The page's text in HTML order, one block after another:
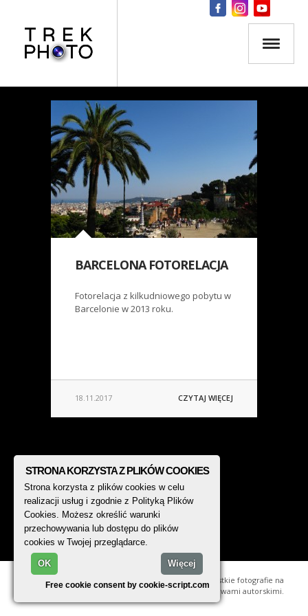
BARCELONA FOTORELACJA
Fotorelacja z kilkudniowego pobytu w
Barcelonie w 2013 roku.
18.11.2017 CZYTAJ WIĘCEJ
© 2014 - 2026, TREK PHOTO. Wszystkie fotografie na
stronie są chronione prawami autorskimi.
STRONA KORZYSTA Z PLIKÓW COOKIES
Strona korzysta z plików cookies w celu
realizacji usług i zgodnie z Polityką Plików
Cookies. Możesz określić warunki
przechowywania lub dostępu do plików
cookies w Twojej przeglądarce.
OK Więcej
Free cookie consent by cookie-script.com